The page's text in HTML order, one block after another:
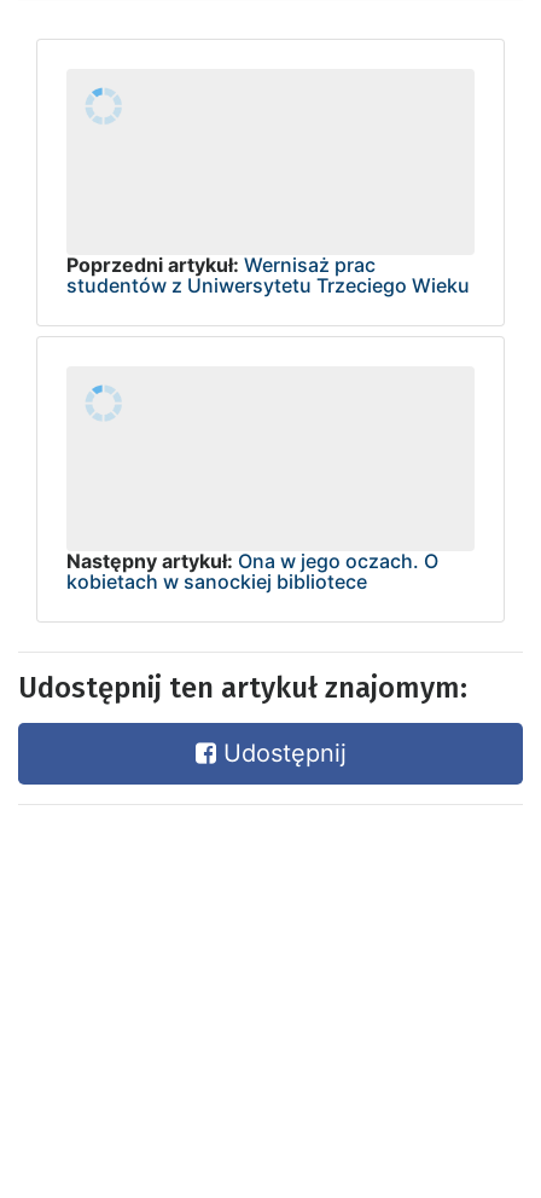
Poprzedni artykuł: Wernisaż prac
studentów z Uniwersytetu Trzeciego Wieku
Następny artykuł: Ona w jego oczach. O
kobietach w sanockiej bibliotece
Udostępnij ten artykuł znajomym:
Udostępnij